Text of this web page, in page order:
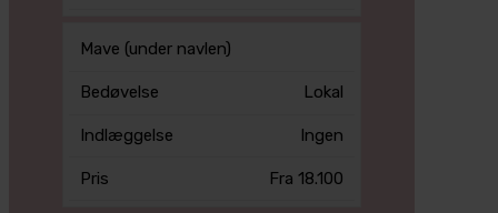
Mave (under navlen)
Lokal
Ingen
Fra 18.100